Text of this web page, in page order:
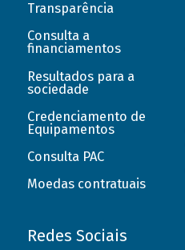
Transparência
Consulta a
financiamentos
Resultados para a
sociedade
Credenciamento de
Equipamentos
Consulta PAC
Moedas contratuais
Redes Sociais